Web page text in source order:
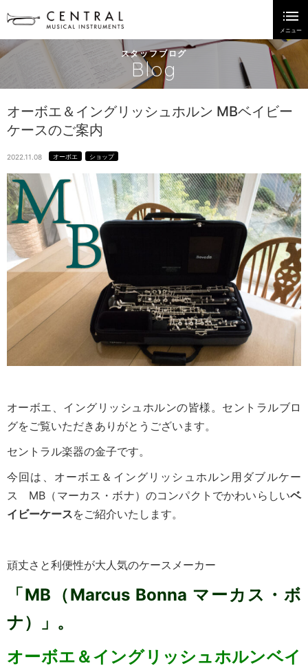
スタッフブログ
Blog
オーボエ＆イングリッシュホルン MBベイビー
ケースのご案内
2022.11.08 オーボエ ショップ
オーボエ、イングリッシュホルンの皆様。セントラルブロ
グをご覧いただきありがとうございます。
セントラル楽器の金子です。
今回は、オーボエ＆イングリッシュホルン用ダブルケー
ス MB（マーカス・ボナ）のコンパクトでかわいらしいベ
イビーケースをご紹介いたします。
頑丈さと利便性が大人気のケースメーカー
「MB（Marcus Bonna マーカス・ボ
ナ）」。
オーボエ＆イングリッシュホルンベイ